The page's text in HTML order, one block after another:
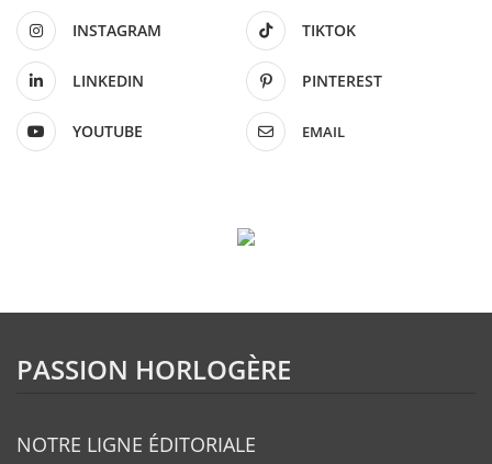
INSTAGRAM TIKTOK
LINKEDIN PINTEREST
YOUTUBE EMAIL
PASSION HORLOGÈRE
NOTRE LIGNE ÉDITORIALE